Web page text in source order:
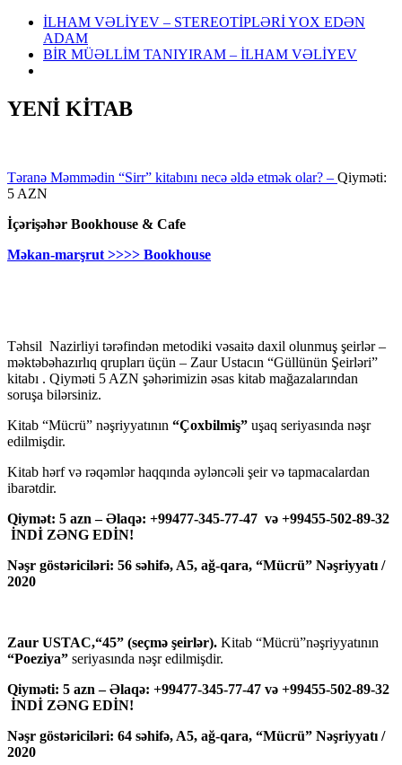
İLHAM VƏLİYEV – STEREOTİPLƏRİ YOX EDƏN
ADAM
BİR MÜƏLLİM TANIYIRAM – İLHAM VƏLİYEV
YENİ KİTAB
Təranə Məmmədin “Sirr” kitabını necə əldə etmək olar? – Qiyməti:
5 AZN
İçərişəhər Bookhouse & Cafe
Məkan-marşrut >>>> Bookhouse
Təhsil Nazirliyi tərəfindən metodiki vəsaitə daxil olunmuş şeirlər –
məktəbəhazırlıq qrupları üçün – Zaur Ustacın “Güllünün Şeirləri”
kitabı . Qiyməti 5 AZN şəhərimizin əsas kitab mağazalarından
soruşa bilərsiniz.
Kitab “Mücrü” nəşriyyatının “Çoxbilmiş” uşaq seriyasında nəşr
edilmişdir.
Kitab hərf və rəqəmlər haqqında əyləncəli şeir və tapmacalardan
ibarətdir.
Qiymət: 5 azn – Əlaqə: +99477-345-77-47 və +99455-502-89-32
İNDİ ZƏNG EDİN!
Nəşr göstəriciləri: 56 səhifə, A5, ağ-qara, “Mücrü” Nəşriyyatı /
2020
Zaur USTAC,“45” (seçmə şeirlər). Kitab “Mücrü”nəşriyyatının
“Poeziya” seriyasında nəşr edilmişdir.
Qiyməti: 5 azn – Əlaqə: +99477-345-77-47 və +99455-502-89-32
İNDİ ZƏNG EDİN!
Nəşr göstəriciləri: 64 səhifə, A5, ağ-qara, “Mücrü” Nəşriyyatı /
2020